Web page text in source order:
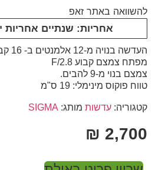
להשוואה באתר זאפ
אחריות: שנתיים אחריות
העדשה בנויה מ-12 אלמנטים ב- 16 קבוצות עדשה.
מפתח צמצם קבוע F/2.8
צמצם בנוי מ-9 להבים.
טווח פוקוס מינימלי: 19 ס"מ
קטגוריה: עדשות מותג: SIGMA
₪ 2,700